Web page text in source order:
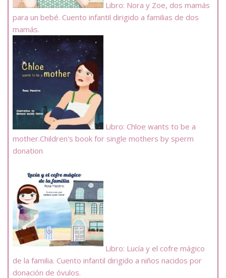
Libro: Nora y Zoe, dos mamás
para un bebé. Cuento infantil dirigido a familias de dos
mamás.
Libro: Chloe wants to be a
mother.Children's book for single mothers by sperm
donation
Libro: Lucía y el cofre mágico
de la familia. Cuento infantil dirigido a niños nacidos por
donación de óvulos.